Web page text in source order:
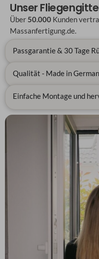
Unser
Über50.000 Kunden
Massanfertigung.de.
Passgarantie & 30 Tage
Qualität - Made in
Einfache Montage und